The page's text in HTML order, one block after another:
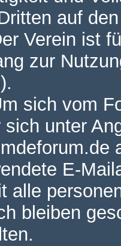
auf
Verein ist
zur
sich vom
sich unter
E-
alle
bleiben